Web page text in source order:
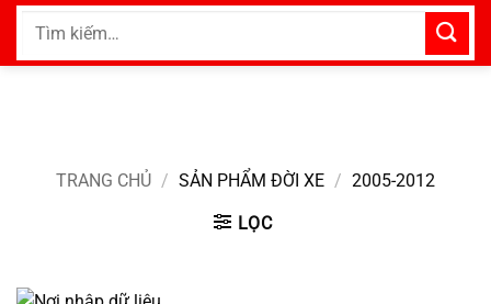
Bỏ
nội
Tìm
TRANG CHỦ / SẢN PHẨM ĐỜI XE / 2005-2012
LỌC